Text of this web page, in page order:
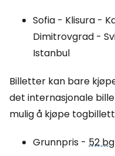
Sofia - Klisura -
Dimitrovgrad -
Istanbul
Billetter kan bare
det internasjonale
mulig å kjøpe
Grunnpris - 52